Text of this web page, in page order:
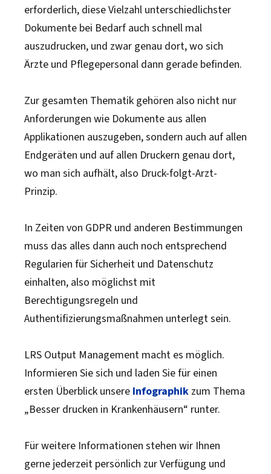
erforderlich, diese Vielzahl unterschiedlichster
Dokumente bei Bedarf auch schnell mal
auszudrucken, und zwar genau dort, wo sich
Ärzte und Pflegepersonal dann gerade befinden.
Zur gesamten Thematik gehören also nicht nur
Anforderungen wie Dokumente aus allen
Applikationen auszugeben, sondern auch auf allen
Endgeräten und auf allen Druckern genau dort,
wo man sich aufhält, also Druck-folgt-Arzt-
Prinzip.
In Zeiten von GDPR und anderen Bestimmungen
muss das alles dann auch noch entsprechend
Regularien für Sicherheit und Datenschutz
einhalten, also möglichst mit
Berechtigungsregeln und
Authentifizierungsmaßnahmen unterlegt sein.
LRS Output Management macht es möglich.
Informieren Sie sich und laden Sie für einen
ersten Überblick unsere Infographik zum Thema
„Besser drucken in Krankenhäusern“ runter.
Für weitere Informationen stehen wir Ihnen
gerne jederzeit persönlich zur Verfügung und